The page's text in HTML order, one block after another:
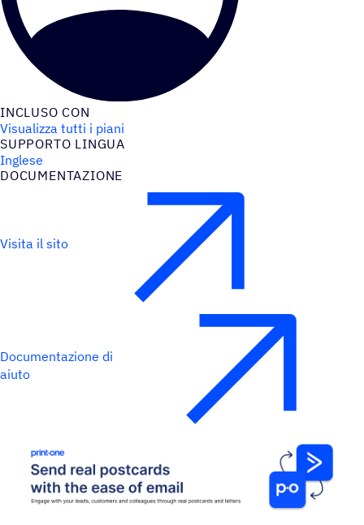
INCLUSO CON
Visualizza tutti i piani
SUPPORTO LINGUA
Inglese
DOCU­MEN­TA­ZIONE
Visita il sito
Documentazione di
aiuto